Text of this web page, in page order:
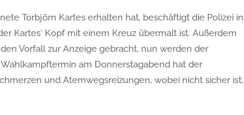
Torbjörn Kartes erhalten hat, beschäftigt die Polizei in
Kartes‘ Kopf mit einem Kreuz übermalt ist. Außerdem
Vorfall zur Anzeige gebracht, nun werden der
am Donnerstagabend hat der
und Atemwegsreizungen, wobei nicht sicher ist,